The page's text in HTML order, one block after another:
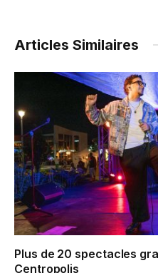
Articles Similaires
Plus de 20 spectacles
Centropolis